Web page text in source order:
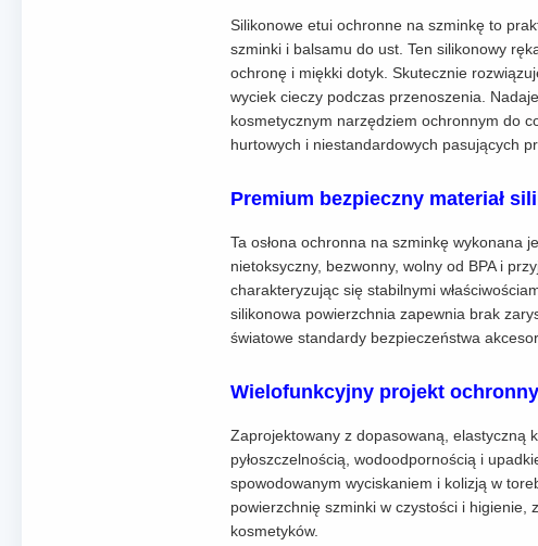
Silikonowe etui ochronne na szminkę to
szminki i balsamu do ust. Ten silikonowy
ochronę i miękki dotyk. Skutecznie
wyciek cieczy podczas przenoszenia.
kosmetycznym narzędziem ochronnym do
hurtowych i niestandardowych pasujących
Premium bezpieczny materiał
Ta osłona ochronna na szminkę wykonana
nietoksyczny, bezwonny, wolny od BPA i
charakteryzując się stabilnymi
silikonowa powierzchnia zapewnia brak
światowe standardy bezpieczeństwa
Wielofunkcyjny projekt ochronny
Zaprojektowany z dopasowaną, elastyczną
pyłoszczelnością, wodoodpornością i
spowodowanym wyciskaniem i kolizją w
powierzchnię szminki w czystości i higienie,
kosmetyków.